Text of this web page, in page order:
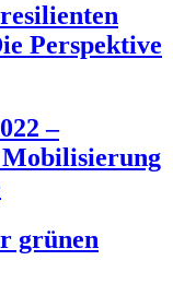
Perspektive
–
grünen